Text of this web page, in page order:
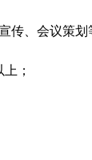
传、会议策
；